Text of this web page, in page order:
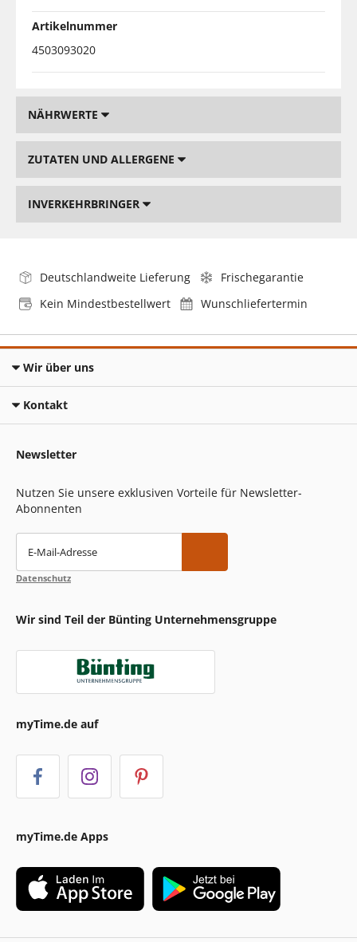
Artikelnummer
4503093020
NÄHRWERTE
ZUTATEN UND ALLERGENE
INVERKEHRBRINGER
Deutschlandweite Lieferung
Frischegarantie
Kein Mindestbestellwert
Wunschliefertermin
Wir über uns
Kontakt
Newsletter
Nutzen Sie unsere exklusiven Vorteile für Newsletter-
Abonnenten
E-Mail-Adresse
Datenschutz
Wir sind Teil der Bünting Unternehmensgruppe
myTime.de auf
myTime.de Apps